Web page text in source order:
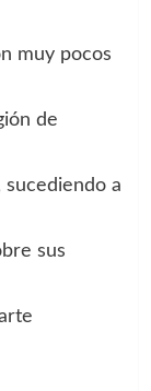
muy pocos
de
a
sus